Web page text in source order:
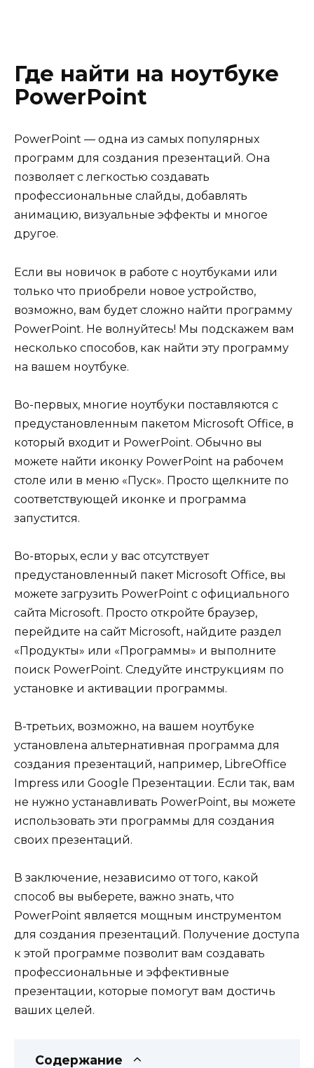
Где найти на ноутбуке
PowerPoint
PowerPoint — одна из самых популярных
программ для создания презентаций. Она
позволяет с легкостью создавать
профессиональные слайды, добавлять
анимацию, визуальные эффекты и многое
другое.
Если вы новичок в работе с ноутбуками или
только что приобрели новое устройство,
возможно, вам будет сложно найти программу
PowerPoint. Не волнуйтесь! Мы подскажем вам
несколько способов, как найти эту программу
на вашем ноутбуке.
Во-первых, многие ноутбуки поставляются с
предустановленным пакетом Microsoft Office, в
который входит и PowerPoint. Обычно вы
можете найти иконку PowerPoint на рабочем
столе или в меню «Пуск». Просто щелкните по
соответствующей иконке и программа
запустится.
Во-вторых, если у вас отсутствует
предустановленный пакет Microsoft Office, вы
можете загрузить PowerPoint с официального
сайта Microsoft. Просто откройте браузер,
перейдите на сайт Microsoft, найдите раздел
«Продукты» или «Программы» и выполните
поиск PowerPoint. Следуйте инструкциям по
установке и активации программы.
В-третьих, возможно, на вашем ноутбуке
установлена альтернативная программа для
создания презентаций, например, LibreOffice
Impress или Google Презентации. Если так, вам
не нужно устанавливать PowerPoint, вы можете
использовать эти программы для создания
своих презентаций.
В заключение, независимо от того, какой
способ вы выберете, важно знать, что
PowerPoint является мощным инструментом
для создания презентаций. Получение доступа
к этой программе позволит вам создавать
профессиональные и эффективные
презентации, которые помогут вам достичь
ваших целей.
Содержание